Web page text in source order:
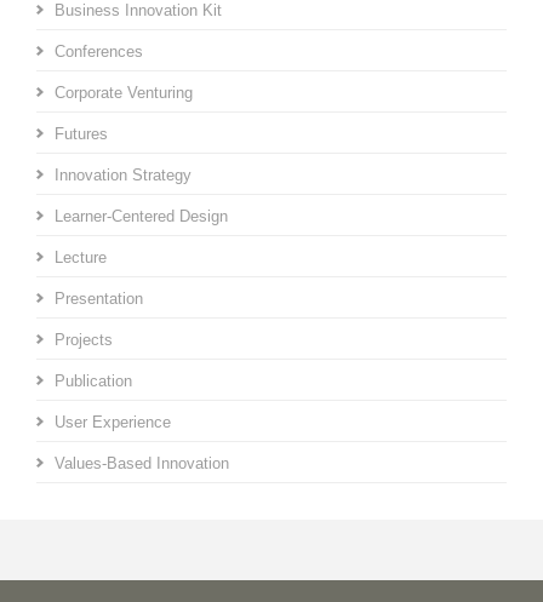
Business Innovation Kit
Conferences
Corporate Venturing
Futures
Innovation Strategy
Learner-Centered Design
Lecture
Presentation
Projects
Publication
User Experience
Values-Based Innovation